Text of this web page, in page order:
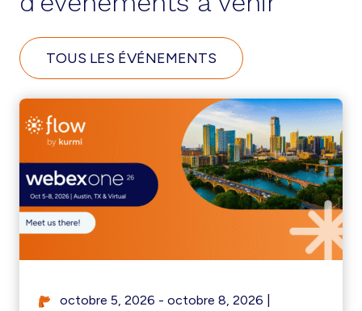
TOUS LES ÉVÉNEMENTS
octobre 5, 2026 - octobre 8, 2026